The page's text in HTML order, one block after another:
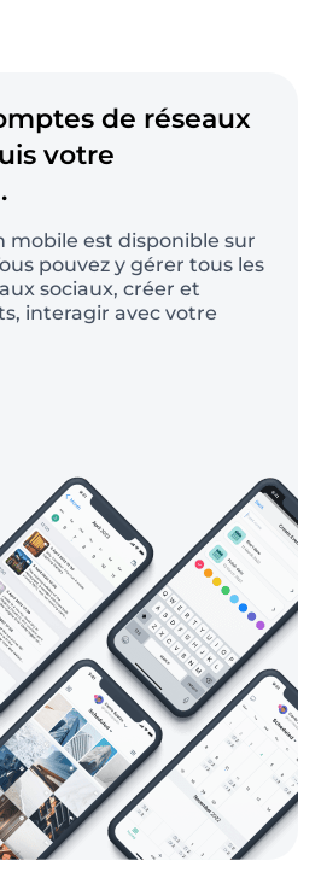
de réseaux
votre
mobile est disponible sur
pouvez y gérer tous les
sociaux, créer et
interagir avec votre